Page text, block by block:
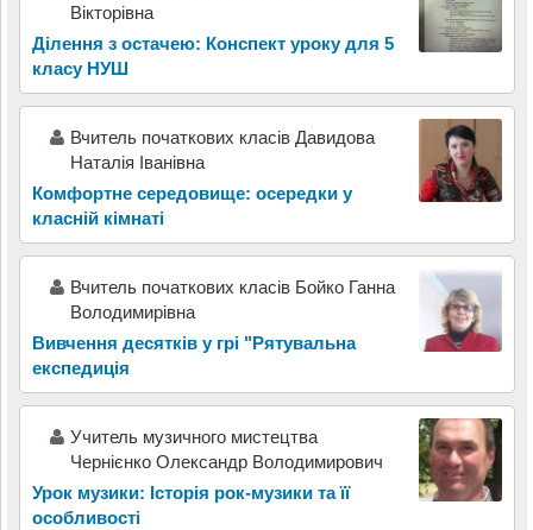
Вікторівна
Ділення з остачею: Конспект уроку для 5
класу НУШ
Вчитель початкових класів Давидова
Наталія Іванівна
Комфортне середовище: осередки у
класній кімнаті
Вчитель початкових класів Бойко Ганна
Володимирівна
Вивчення десятків у грі "Рятувальна
експедиція
Учитель музичного мистецтва
Чернієнко Олександр Володимирович
Урок музики: Історія рок-музики та її
особливості